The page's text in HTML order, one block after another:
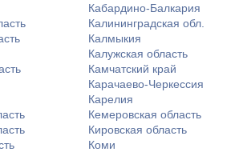
Кабардино-Балкария
Калининградская обл.
Калмыкия
Калужская область
Камчатский край
Карачаево-Черкессия
Карелия
Кемеровская область
Кировская область
Коми